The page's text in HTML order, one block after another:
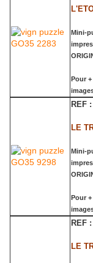
Mini-
Pour
REF
LE
Mini-
Pour
REF
LE